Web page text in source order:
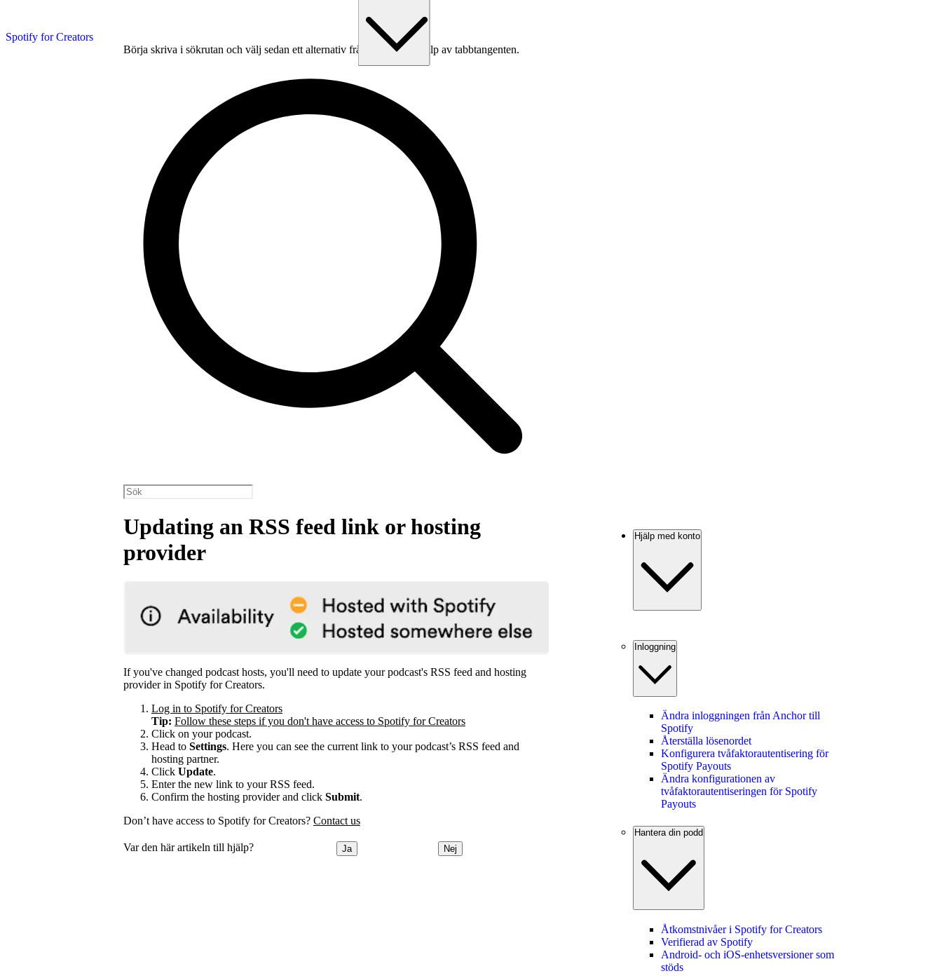
Spotify for Creators
Börja skriva i sökrutan och välj sedan ett alternativ från listan med hjälp av tabbtangenten.
Updating an RSS feed link or hosting
provider
If you've changed podcast hosts, you'll need to update your podcast's RSS feed and hosting
provider in Spotify for Creators.
Log in to Spotify for Creators
Tip: Follow these steps if you don't have access to Spotify for Creators
Click on your podcast.
Head to Settings. Here you can see the current link to your podcast’s RSS feed and
hosting partner.
Click Update.
Enter the new link to your RSS feed.
Confirm the hosting provider and click Submit.
Don’t have access to Spotify for Creators? Contact us
Var den här artikeln till hjälp? Ja Nej
Hjälp med konto
Inloggning
Ändra inloggningen från Anchor till
Spotify
Återställa lösenordet
Konfigurera tvåfaktorautentisering för
Spotify Payouts
Ändra konfigurationen av
tvåfaktorautentiseringen för Spotify
Payouts
Hantera din podd
Åtkomstnivåer i Spotify for Creators
Verifierad av Spotify
Android‑ och iOS‑enhetsversioner som
stöds